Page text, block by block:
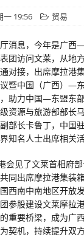
一 19:56 贸易
消息，今年是广
团访问文莱，从地
对接，出席摩拉
暨中国（广西）—
助力中国—东盟东
资源与旅游部部长
部长卡鲁丁，中国
知名人士出席相关活
会见了文莱首相府
同出席摩拉港集装
西南中南地区开放
参股建设文莱摩拉
重要桥梁，成为广
契机，持续提升双